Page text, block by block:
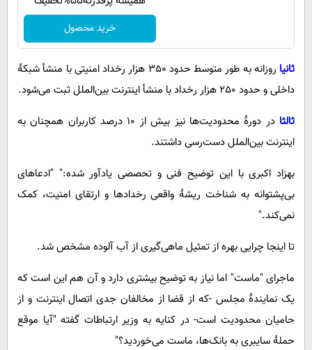
خرید محصول
ثانیا
روزانه به طور متوسط حدود 350 هزار رخداد امنیتی با منشأ شبکۀ
داخلی و حدود 250 هزار رخداد با منشأ اینترنت بین‌الملل ثبت می‌شود.
ثالثا
در دورۀ محدودیت‌ها نیز بیش از 10 درصد کاربران همچنان به
اینترنت بین‌الملل دست‌رسی داشتند.
بهزاد اکبری با این توضیح فنی و تحصصی یادآور شده:" "ادعاهای
بی‌پشتوانه به شناخت ریشۀ واقعی رخدادها و ارتقای امنیت، کمک
نمی‌کند."
تا اینجا چرایی بهره از تمثیل ماهی‌گیری از آب آلوده مشخص شد.
ماجرای "ماست" اما نیاز به توضیح بیشتری دارد و آن هم این است که
یک نمایندۀ مجلس -که از قضا از مخالفان جدی اتصال اینترنت و از
حامیان محدودیت است- در کنایه به وزیر ارتباطات گفته "آیا موقع
حملۀ سایبری به بانک‌ها، ماست می‌خوردید؟"